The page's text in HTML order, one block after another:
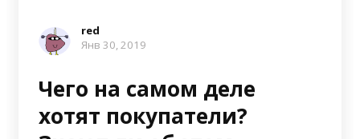
red
Янв 30, 2019
Чего на самом деле
хотят покупатели?